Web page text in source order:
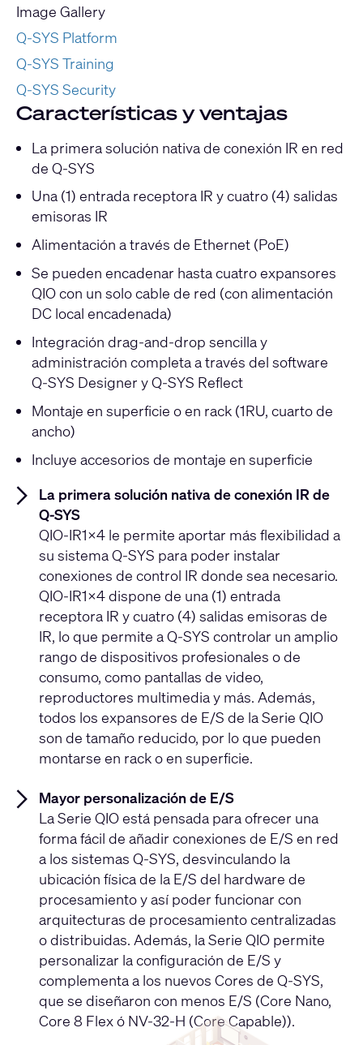
Image Gallery
Q-SYS Platform
Q-SYS Training
Q-SYS Security
Características y ventajas
La primera solución nativa de conexión IR en red
de Q-SYS
Una (1) entrada receptora IR y cuatro (4) salidas
emisoras IR
Alimentación a través de Ethernet (PoE)
Se pueden encadenar hasta cuatro expansores
QIO con un solo cable de red (con alimentación
DC local encadenada)
Integración drag-and-drop sencilla y
administración completa a través del software
Q-SYS Designer y Q-SYS Reflect
Montaje en superficie o en rack (1RU, cuarto de
ancho)
Incluye accesorios de montaje en superficie
La primera solución nativa de conexión IR de
Q-SYS
QIO-IR1x4 le permite aportar más flexibilidad a
su sistema Q-SYS para poder instalar
conexiones de control IR donde sea necesario.
QIO-IR1x4 dispone de una (1) entrada
receptora IR y cuatro (4) salidas emisoras de
IR, lo que permite a Q-SYS controlar un amplio
rango de dispositivos profesionales o de
consumo, como pantallas de video,
reproductores multimedia y más. Además,
todos los expansores de E/S de la Serie QIO
son de tamaño reducido, por lo que pueden
montarse en rack o en superficie.
Mayor personalización de E/S
La Serie QIO está pensada para ofrecer una
forma fácil de añadir conexiones de E/S en red
a los sistemas Q-SYS, desvinculando la
ubicación física de la E/S del hardware de
procesamiento y así poder funcionar con
arquitecturas de procesamiento centralizadas
o distribuidas. Además, la Serie QIO permite
personalizar la configuración de E/S y
complementa a los nuevos Cores de Q-SYS,
que se diseñaron con menos E/S (Core Nano,
Core 8 Flex ó NV-32-H (Core Capable)).